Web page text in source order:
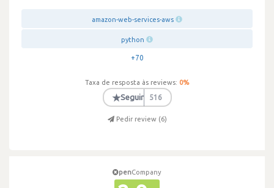
amazon-web-services-aws
python
+70
Taxa de resposta às reviews: 0%
★Seguir 516
Pedir review (6)
penCompany